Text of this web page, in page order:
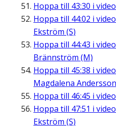
Hoppa till 43:30 i
Hoppa till 44:02 i
Ekström (S)
Hoppa till 44:43 i
Brännström (M)
Hoppa till 45:38 i
Magdalena
Hoppa till 46:45 i
Hoppa till 47:51 i
Ekström (S)